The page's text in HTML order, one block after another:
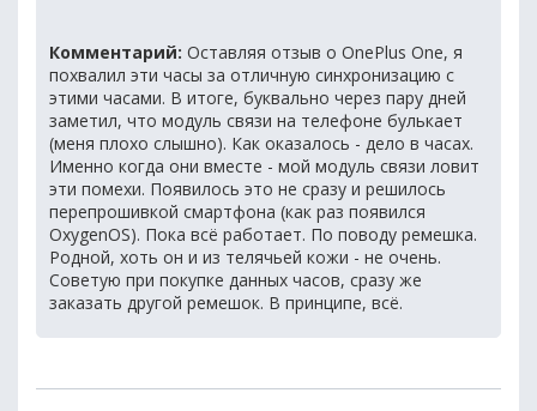
Комментарий: Оставляя отзыв о OnePlus One, я
похвалил эти часы за отличную синхронизацию с
этими часами. В итоге, буквально через пару дней
заметил, что модуль связи на телефоне булькает
(меня плохо слышно). Как оказалось - дело в часах.
Именно когда они вместе - мой модуль связи ловит
эти помехи. Появилось это не сразу и решилось
перепрошивкой смартфона (как раз появился
OxygenOS). Пока всё работает. По поводу ремешка.
Родной, хоть он и из телячьей кожи - не очень.
Советую при покупке данных часов, сразу же
заказать другой ремешок. В принципе, всё.